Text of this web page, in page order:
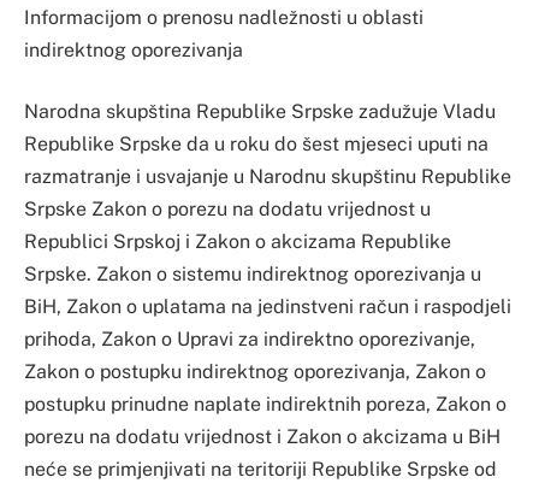
Informacijom o prenosu nadležnosti u oblasti
indirektnog oporezivanja
Narodna skupština Republike Srpske zadužuje Vladu
Republike Srpske da u roku do šest mjeseci uputi na
razmatranje i usvajanje u Narodnu skupštinu Republike
Srpske Zakon o porezu na dodatu vrijednost u
Republici Srpskoj i Zakon o akcizama Republike
Srpske. Zakon o sistemu indirektnog oporezivanja u
BiH, Zakon o uplatama na jedinstveni račun i raspodjeli
prihoda, Zakon o Upravi za indirektno oporezivanje,
Zakon o postupku indirektnog oporezivanja, Zakon o
postupku prinudne naplate indirektnih poreza, Zakon o
porezu na dodatu vrijednost i Zakon o akcizama u BiH
neće se primjenjivati na teritoriji Republike Srpske od